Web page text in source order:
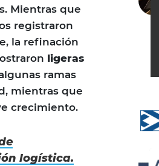
Mientras que
registraron
la refinación
ligeras
ramas
mientras que
crecimiento.
logística.